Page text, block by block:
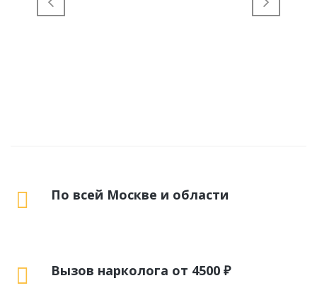
По всей Москве и области
Вызов нарколога от 4500 ₽